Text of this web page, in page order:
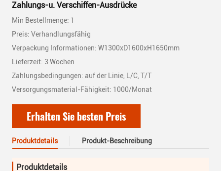
Zahlungs-u. Verschiffen-Ausdrücke
Min Bestellmenge: 1
Preis: Verhandlungsfähig
Verpackung Informationen: W1300xD1600xH1650mm
Lieferzeit: 3 Wochen
Zahlungsbedingungen: auf der Linie, L/C, T/T
Versorgungsmaterial-Fähigkeit: 1000/Monat
Erhalten Sie besten Preis
Produktdetails Produkt-Beschreibung
Produktdetails